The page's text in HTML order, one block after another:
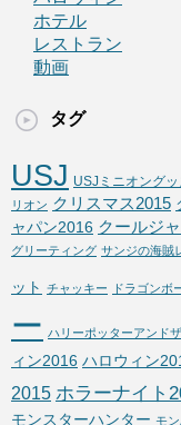
ホテル
レストラン
動画
タグ
USJ USJミニオング
リオン クリスマス2015
ャパン2016 クールジ
グリーティング サンジの海賊
ット チャッキー ドラゴンボ
ー ハリーポッターアンド
ィン2016 ハロウィン
2015 ホラーナイト
モンスターハンター モ